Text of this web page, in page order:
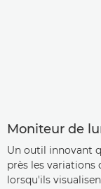
Moniteur de
Un outil innovant
près les
lorsqu'ils